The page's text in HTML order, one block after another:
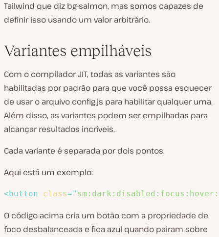
Tailwind que diz bg-salmon, mas somos capazes de
definir isso usando um valor arbitrário.
Variantes empilháveis
Com o compilador JIT, todas as variantes são
habilitadas por padrão para que você possa esquecer
de usar o arquivo config.js para habilitar qualquer uma.
Além disso, as variantes podem ser empilhadas para
alcançar resultados incríveis.
Cada variante é separada por dois pontos.
Aqui está um exemplo:
<button class="
O código acima cria um botão com a propriedade de
foco desbalanceada e fica azul quando pairam sobre